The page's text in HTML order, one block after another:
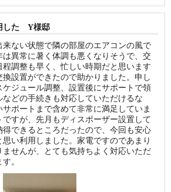
した Y様邸
来ない状態で隣の部屋のエアコンの風で
異常に暑く体調も悪くなりそうで、交
調整も早く、忙しい時期だと思います
設置ができたので助かりました。申し
ジュール調整、設置後にサポートで領
どの手続きも対応していただけるな
ポートまで含めて非常に満足していま
すが、先月もディスポーザー設置して
できるところだったので、今回も安心
思い利用しました。家電ですのであまり
せんが、とても気持ちよく対応いただ
。